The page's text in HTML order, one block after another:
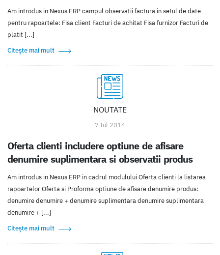
Am introdus in Nexus ERP campul observatii factura in setul de date
pentru rapoartele: Fisa client Facturi de achitat Fisa furnizor Facturi de
platit [...]
Citește mai mult
NOUTATE
7 Iul 2014
Oferta clienti includere optiune de afisare
denumire suplimentara si observatii produs
Am introdus in Nexus ERP in cadrul modulului Oferta clienti la listarea
rapoartelor Oferta si Proforma optiune de afisare denumire produs:
denumire denumire + denumire suplimentara denumire suplimentara
denumire + [...]
Citește mai mult